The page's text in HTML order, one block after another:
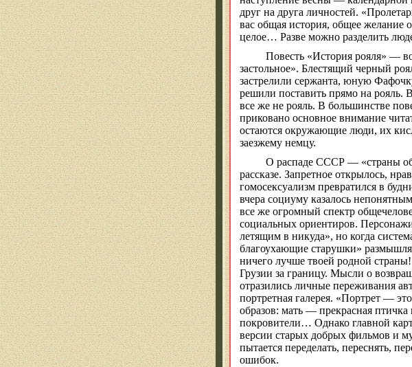
друг на друга личностей.
вас общая история, общее
целое… Разве можно разделить
Повесть «История рояля» —
застольное». Блестящий черный
застрелили сержанта, юную
решили поставить прямо на рояль.
все же не рояль. В большинстве
приковано основное внимание
остаются окружающие люди, их
заезжему немцу.
О распаде СССР — «страны
рассказе. Запретное открылось,
гомосексуализм превратился в
вчера социуму казалось
все же огромный спектр
социальных ориентиров.
летящим в никуда», но когда
благоухающие старушки»
ничего лучше твоей родной
Грузии за границу. Мысли о
отразились личные переживания
портретная галерея. «Портрет —
образов: мать — прекрасная птичка
покровители… Однако главной
версии старых добрых фильмов и
пытается переделать, переснять,
ошибок.